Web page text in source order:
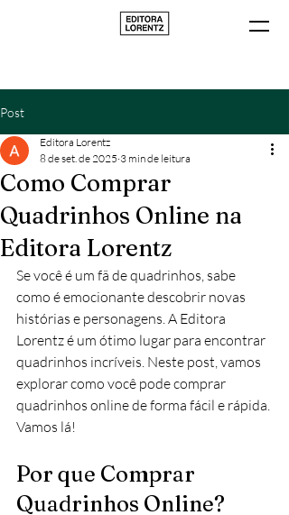
Post
Como Comprar
Quadrinhos Online na
Editora Lorentz
Editora Lorentz
8 de set. de 2025 3 min de leitura
Se você é um fã de quadrinhos, sabe
como é emocionante descobrir novas
histórias e personagens. A Editora
Lorentz é um ótimo lugar para encontrar
quadrinhos incríveis. Neste post, vamos
explorar como você pode comprar
quadrinhos online de forma fácil e rápida.
Vamos lá!
Por que Comprar
Quadrinhos Online?